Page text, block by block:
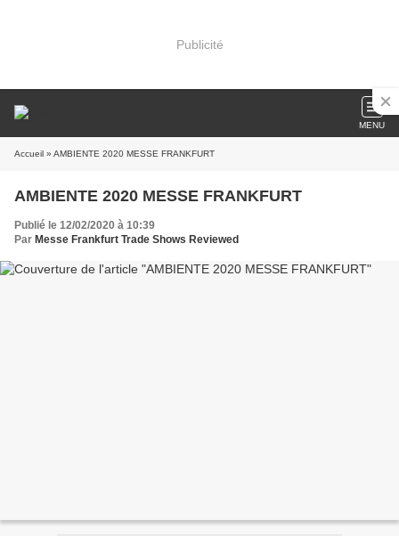
Publicité
MENU
Accueil » AMBIENTE 2020 MESSE FRANKFURT
AMBIENTE 2020 MESSE FRANKFURT
Publié le 12/02/2020 à 10:39
Par Messe Frankfurt Trade Shows Reviewed